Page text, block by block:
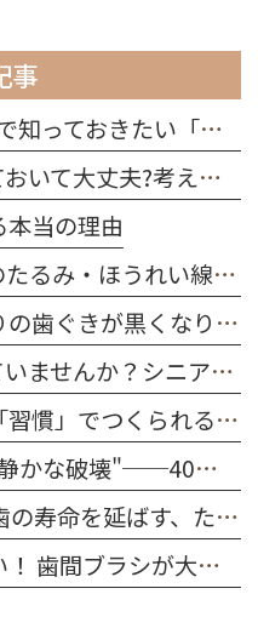
事
噛む・話す・笑う ― 親子で知っておきたい「歯の役割」
その「すきっ歯」、放っておいて大丈夫?考えられる原因を解説
当の理由
歯並びを整えると、口元のたるみ・ほうれい線は改善する？
以前、被せた差し歯の周りの歯ぐきが黒くなりました。どうしてですか？
その口の渇き放っておいていませんか？シニア世代に多い「ドライマウス」を防ぐ習慣
丈夫な歯は「食べ方」と「習慣」でつくられる｜今日から始める口腔ケア
タバコが口の中で進める"静かな破壊"──40代～50代が今すぐ知るべきこと
50代からでも遅くない。歯の寿命を延ばす、たった一つの習慣
歯ブラシだけじゃ足りない！ 歯間ブラシが大切な理由